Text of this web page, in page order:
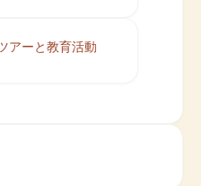
アーと教育活動